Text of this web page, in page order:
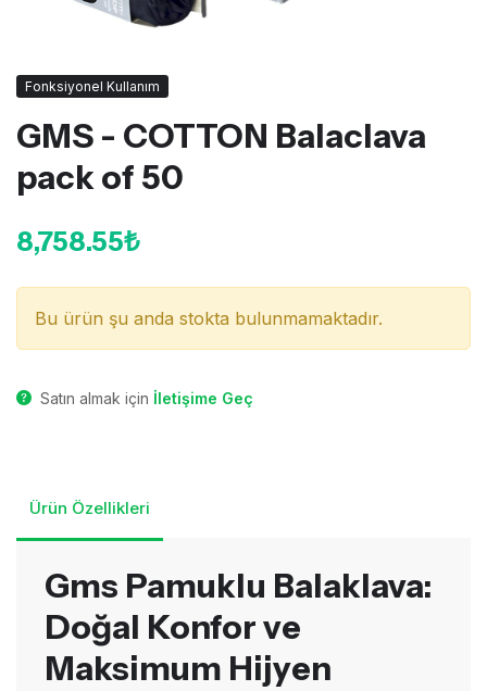
Fonksiyonel Kullanım
GMS - COTTON Balaclava
pack of 50
8,758.55₺
Bu ürün şu anda stokta bulunmamaktadır.
Satın almak için İletişime Geç
Ürün Özellikleri
Gms Pamuklu Balaklava:
Doğal Konfor ve
Maksimum Hijyen